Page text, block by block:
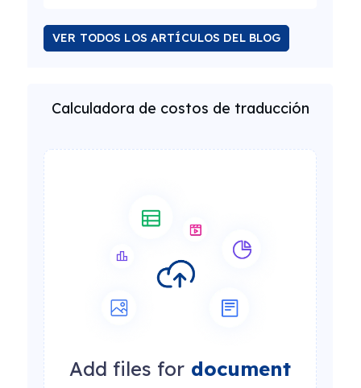
VER TODOS LOS ARTÍCULOS DEL BLOG
Calculadora de costos de traducción
Add files for document